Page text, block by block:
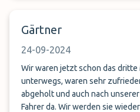
Gärtner
24-09-2024
Wir waren jetzt schon das dritte
unterwegs, waren sehr
abgeholt und auch nach
Fahrer da. Wir werden sie